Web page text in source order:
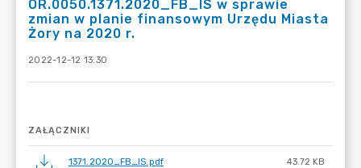
OR.0050.1371.2020_FB_IS w sprawie
zmian w planie finansowym Urzędu Miasta
Żory na 2020 r.
2022-12-12 13:30
ZAŁĄCZNIKI
1371.2020_FB_IS.pdf 43.72 KB